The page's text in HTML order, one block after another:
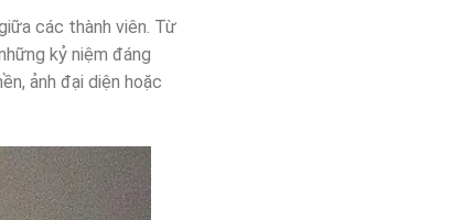
các thành viên. Từ
kỷ niệm đáng
ảnh đại diện hoặc